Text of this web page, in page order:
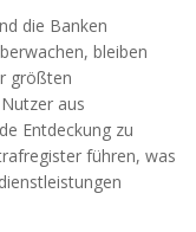
die Banken
bleiben
größten
aus
Entdeckung zu
führen, was